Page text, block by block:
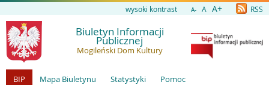
wysoki kontrast A- A A+ RSS
Biuletyn Informacji
Publicznej
Mogileński Dom Kultury
BIP Mapa Biuletynu Statystyki Pomoc